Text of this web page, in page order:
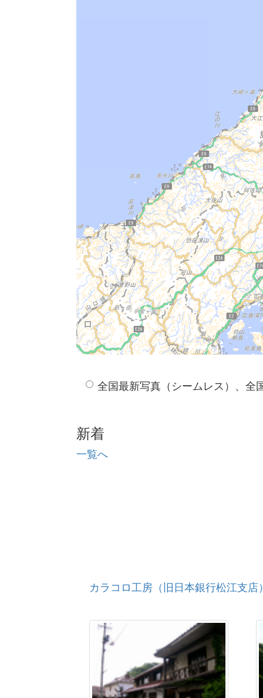
全国最新写真（シームレス）、全
新着
一覧へ
カラコロ工房（旧日本銀行松江支店